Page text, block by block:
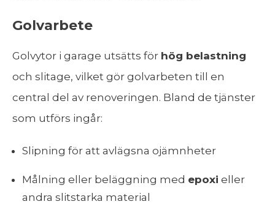
Golvarbete
Golvytor i garage utsätts för hög belastning
och slitage, vilket gör golvarbeten till en
central del av renoveringen. Bland de tjänster
som utförs ingår:
Slipning för att avlägsna ojämnheter
Målning eller beläggning med epoxi eller
andra slitstarka material